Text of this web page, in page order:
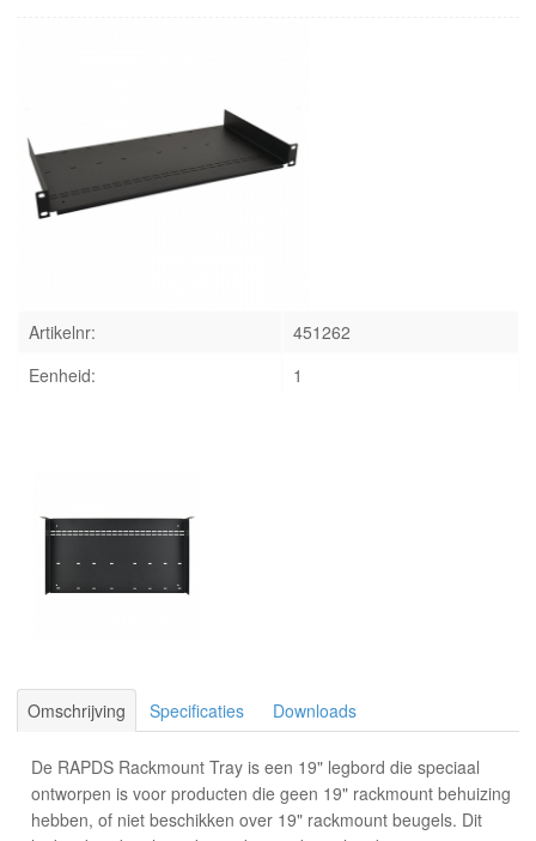
INLOGGEN
Artikelnr:
451262
Eenheid:
1
Omschrijving Specificaties Downloads
De RAPDS Rackmount Tray is een 19" legbord die speciaal
ontworpen is voor producten die geen 19" rackmount behuizing
hebben, of niet beschikken over 19" rackmount beugels. Dit